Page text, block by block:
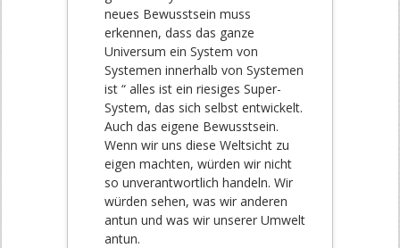
neues Bewusstsein muss
erkennen, dass das ganze
Universum ein System von
Systemen innerhalb von Systemen
ist “ alles ist ein riesiges Super-
System, das sich selbst entwickelt.
Auch das eigene Bewusstsein.
Wenn wir uns diese Weltsicht zu
eigen machten, würden wir nicht
so unverantwortlich handeln. Wir
würden sehen, was wir anderen
antun und was wir unserer Umwelt
antun.